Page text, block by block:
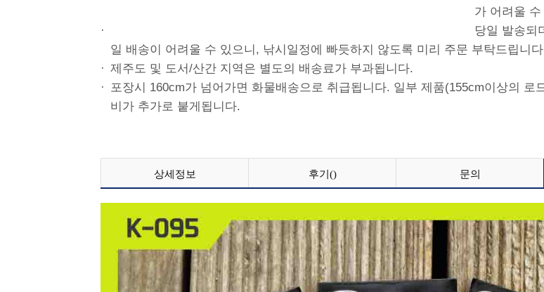
농협
열기/닫기
맨 위로
가 어려울
당일 발송되
일 배송이 어려울 수 있으니, 낚시일정에 빠듯하지 않도록 미리 주문 부탁드립니
제주도 및 도서/산간 지역은 별도의 배송료가 부과됩니다.
포장시 160cm가 넘어가면 화물배송으로 취급됩니다. 일부 제품(155cm이상의 로
비가 추가로 붙게됩니다.
상세정보 후기() 문의